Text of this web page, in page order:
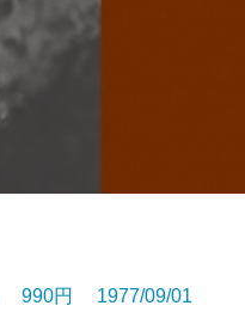
990円 1977/09/01